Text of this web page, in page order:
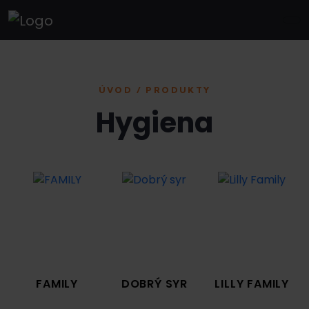
ÚVOD / PRODUKTY
Hygiena
FAMILY DOBRÝ SYR LILLY FAMILY